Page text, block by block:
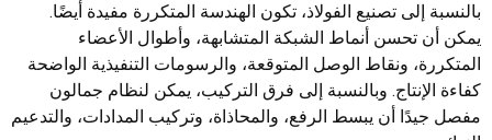
بالنسبة إلى تصنيع الفولاذ، تكون الهندسة المتكررة مفيدة أيضًا.
يمكن أن تحسن أنماط الشبكة المتشابهة، وأطوال الأعضاء
المتكررة، ونقاط الوصل المتوقعة، والرسومات التنفيذية الواضحة
كفاءة الإنتاج. وبالنسبة إلى فرق التركيب، يمكن لنظام جمالون
مفصل جيدًا أن يبسط الرفع، والمحاذاة، وتركيب المدادات، والتدعيم